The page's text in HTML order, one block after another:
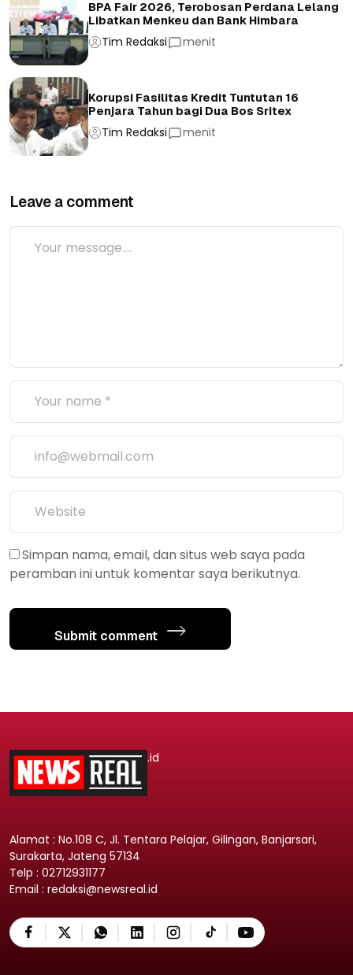
BPA Fair 2026, Terobosan Perdana Lelang
Libatkan Menkeu dan Bank Himbara
Tim Redaksi menit
Korupsi Fasilitas Kredit Tuntutan 16
Penjara Tahun bagi Dua Bos Sritex
Tim Redaksi menit
Leave a comment
Simpan nama, email, dan situs web saya pada
peramban ini untuk komentar saya berikutnya.
Submit comment
.id
Alamat : No.108 C, Jl. Tentara Pelajar, Gilingan, Banjarsari,
Surakarta, Jateng 57134
Telp : 02712931177
Email : redaksi@newsreal.id